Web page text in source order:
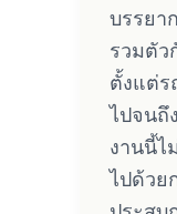
บรรยา
รวมตัว
ตั้งแต่ร
ไปจนถึ
งานนี้ไ
ไปด้วย